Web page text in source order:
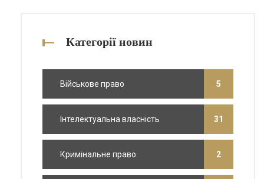
Категорії новин
Військове право 5
Інтелектуальна власність 31
Кримінальне право 2